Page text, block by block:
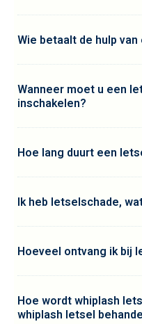
Wie betaalt de hulp
Wanneer moet u een
inschakelen?
Hoe lang duurt een
Ik heb letselschade,
Hoeveel ontvang ik bij
Hoe wordt whiplash
whiplash letsel